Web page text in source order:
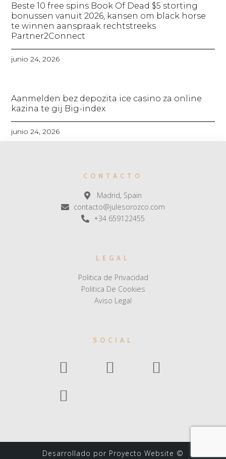
Beste 10 free spins Book Of Dead $5 storting
bonussen vanuit 2026, kansen om black horse
te winnen aanspraak rechtstreeks
Partner2Connect
junio 24, 2026
Aanmelden bez depozita ice casino za online
kazina te gij Big-index
junio 24, 2026
CONTACTO
Madrid, Spain
contacto@julesorozco.com
+34 659122455
LEGAL
Politica de Privacidad
Politica De Cookies
Aviso Legal
SOCIAL
Desarrollado por Proyecto Website ©